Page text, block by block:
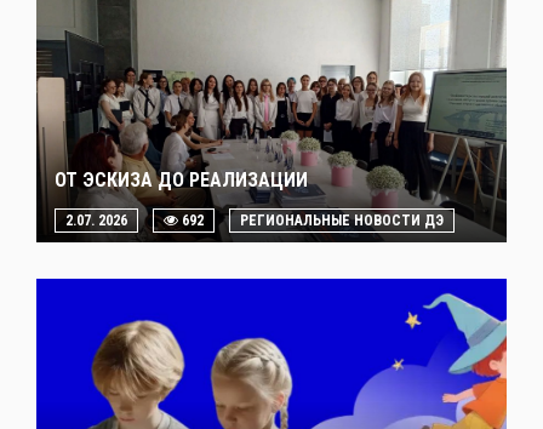
ОТ ЭСКИЗА ДО РЕАЛИЗАЦИИ
2.07. 2026 692 РЕГИОНАЛЬНЫЕ НОВОСТИ ДЭ